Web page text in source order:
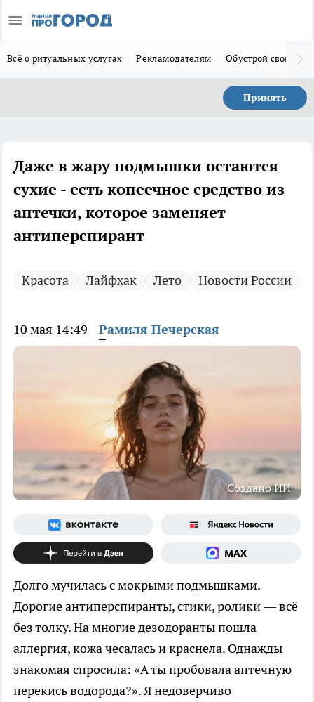
Всё о ритуальных услугах Рекламодателям Обустрой свой дом
Принять
Даже в жару подмышки остаются
сухие - есть копеечное средство из
аптечки, которое заменяет
антиперспирант
Красота Лайфхак Лето Новости России
10 мая 14:49 Рамиля Печерская
Создано ИИ
Долго мучилась с мокрыми подмышками.
Дорогие антиперспиранты, стики, ролики — всё
без толку. На многие дезодоранты пошла
аллергия, кожа чесалась и краснела. Однажды
знакомая спросила: «А ты пробовала аптечную
перекись водорода?». Я недоверчиво